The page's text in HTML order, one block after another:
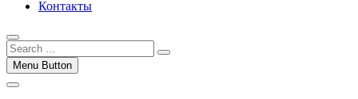
Контакты
Menu Button